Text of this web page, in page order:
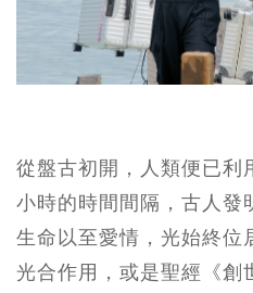
從盤古初開，人類便已利
小時的時間間隔，古人發
生命以至愛情，光始終位
光合作用，或是聖經《創